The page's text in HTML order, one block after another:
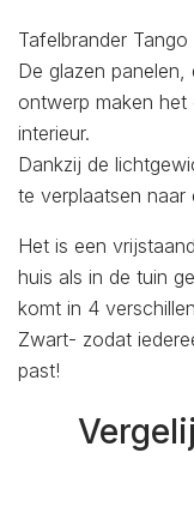
Tafelbrander
De glazen panelen,
ontwerp maken
interieur.
Dankzij de
te verplaatsen
Het is een
huis als in de tuin
komt in 4
Zwart- zodat
past!